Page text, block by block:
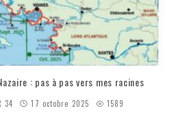
: pas à pas vers mes racines
34 17 octobre 2025 1589